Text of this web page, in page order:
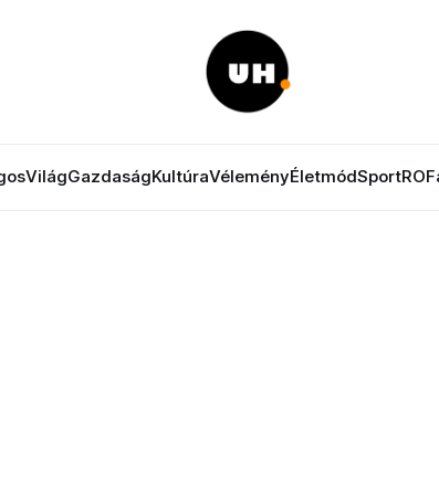
VilágGazdaságKultúraVéleményÉletmódSportRO